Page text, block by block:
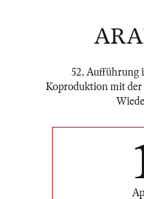
52. Aufführung
Koproduktion mit der